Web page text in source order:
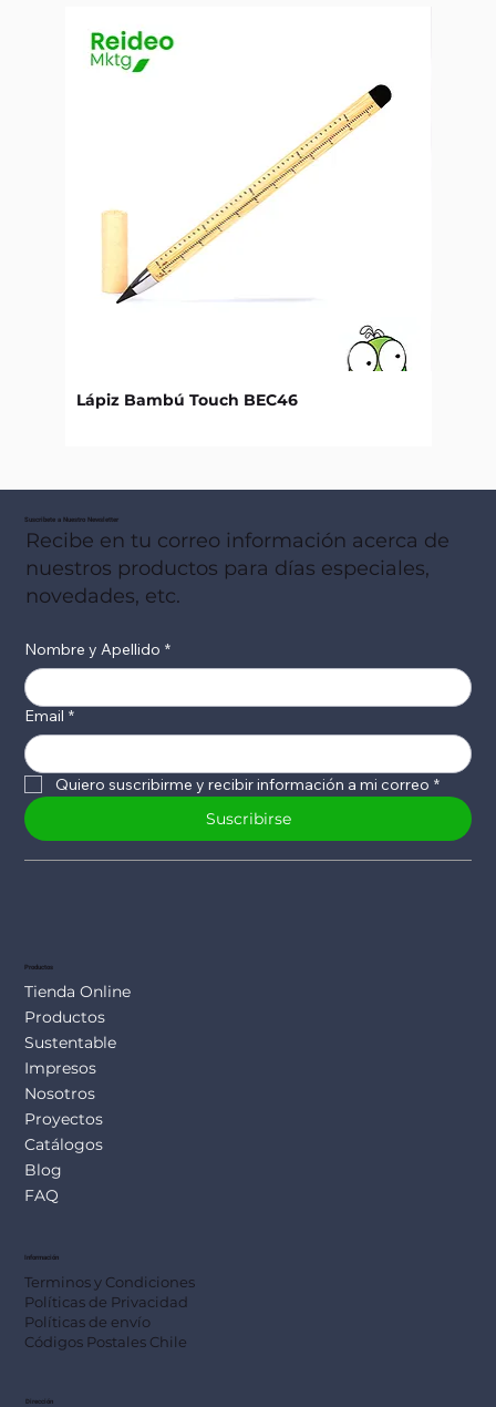
Lápiz Bambú Touch BEC46
Suscribete a Nuestro Newsletter
Recibe en tu correo información acerca de
nuestros productos para días especiales,
novedades, etc.
Nombre y Apellido *
Email *
Quiero suscribirme y recibir información a mi correo *
Suscribirse
Productos
Tienda Online
Productos
Sustentable
Impresos
Nosotros
Proyectos
Catálogos
Blog
FAQ
Información
Terminos y Condiciones
Políticas de Privacidad
Políticas de envío
Códigos Postales Chile
Dirección